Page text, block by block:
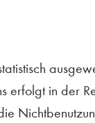
erfolgt in der